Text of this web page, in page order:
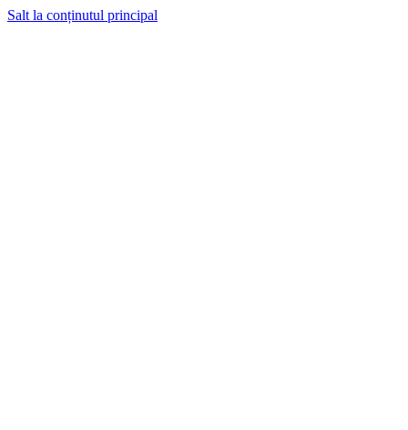
Salt la conținutul principal